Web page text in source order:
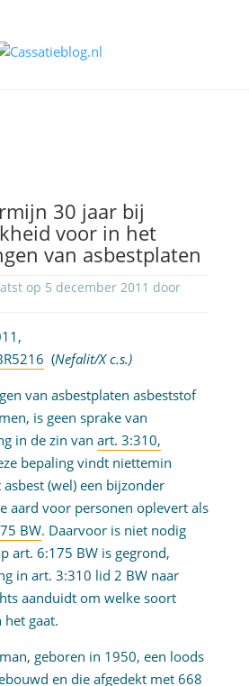
30 jaar bij
voor in het
van asbestplaten
op 5 december 2011 door
(Nefalit/X c.s.)
van asbestplaten asbeststof
is geen sprake van
in de zin van art. 3:310,
bepaling vindt niettemin
(wel) een bijzonder
aard voor personen oplevert als
BW. Daarvoor is niet nodig
art. 6:175 BW is gegrond,
in art. 3:310 lid 2 BW naar
aanduidt om welke soort
gaat.
geboren in 1950, een loods
en die afgedekt met 668